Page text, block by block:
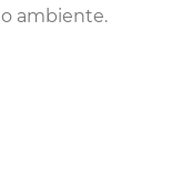
ambiente.